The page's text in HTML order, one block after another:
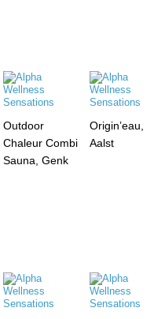
Outdoor
Chaleur Combi
Sauna, Genk
Origin’eau,
Aalst